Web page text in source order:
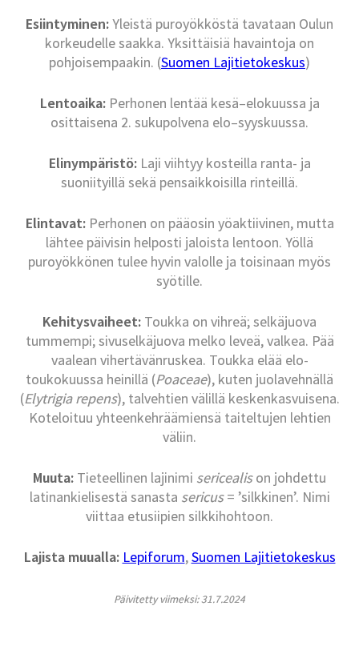
Esiintyminen:Yleistä puroyökköstä tavataan Oulun
korkeudelle saakka. Yksittäisiä havaintoja on
pohjoisempaakin. (Suomen Lajitietokeskus)
Lentoaika:Perhonen lentää kesä–elokuussa ja
osittaisena 2. sukupolvena elo–syyskuussa.
Elinympäristö:Laji viihtyy kosteilla ranta- ja
suoniityillä sekä pensaikkoisilla rinteillä.
Elintavat:Perhonen on pääosin yöaktiivinen, mutta
lähtee päivisin helposti jaloista lentoon. Yöllä
puroyökkönen tulee hyvin valolle ja toisinaan myös
syötille.
Kehitysvaiheet: Toukka on vihreä; selkäjuova
tummempi; sivuselkäjuova melko leveä, valkea. Pää
vaalean vihertävänruskea. Toukka elää elo-
toukokuussa heinillä (Poaceae), kuten juolavehnällä
(Elytrigia repens), talvehtien välillä keskenkasvuisena.
Koteloituu yhteenkehräämiensä taiteltujen lehtien
väliin.
Muuta: Tieteellinen lajinimi sericealison johdettu
latinankielisestä sanasta sericus= ’silkkinen’. Nimi
viittaa etusiipien silkkihohtoon.
Lajista muualla: Lepiforum,Suomen Lajitietokeskus
Päivitetty viimeksi: 31.7.2024